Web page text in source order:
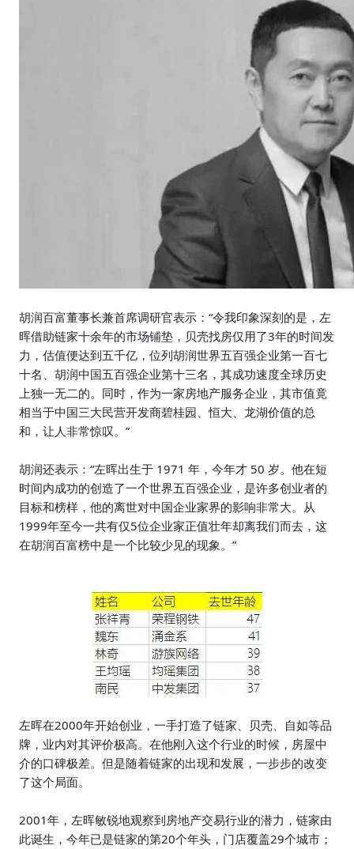
胡润百富董事长兼首席调研官表示：“令我印象深刻的是，左
晖借助链家十余年的市场铺垫，贝壳找房仅用了3年的时间发
力，估值便达到五千亿， 位列胡润世界五百强企业第一百七
十名、胡润中国五百强企业第十三名，其成功速度全球历史
上独一无二的。同时， 作为一家房地产服务企业，其市值竟
相当于中国三大民营开发商碧桂园、恒大、龙湖价值的总
和，让人非常惊叹。 ”
胡润还表示：“左晖出生于 1971 年，今年才 50 岁。 他在短
时间内成功的创造了一个世界五百强企业 ，是许多创业者的
目标和榜样，他的离世对中国企业家界的影响非常大。 从
1999年至今一共有仅5位企业家正值壮年却离我们而去，这
在胡润百富榜中是一个比较少见的现象。”
左晖在2000年开始创业，一手打造了链家、贝壳、自如等品
牌，业内对其评价极高。 在他刚入这个行业的时候，房屋中
介的口碑极差。 但是随着链家的出现和发展，一步步的改变
了这个局面。
2001年，左晖敏锐地观察到房地产交易行业的潜力，链家由
此诞生，今年已是链家的第20个年头，门店覆盖29个城市；